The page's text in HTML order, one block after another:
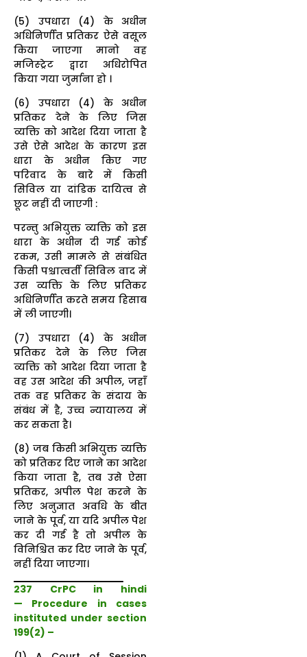
(5) उपधारा (4) के अधीन
अधिनिर्णीत प्रतिकर ऐसे वसूल
किया जाएगा मानो वह
मजिस्ट्रेट द्वारा अधिरोपित
किया गया जुर्माना हो ।
(6) उपधारा (4) के अधीन
प्रतिकर देने के लिए जिस
व्यक्ति को आदेश दिया जाता है
उसे ऐसे आदेश के कारण इस
धारा के अधीन किए गए
परिवाद के बारे में किसी
सिविल या दांडिक दायित्व से
छूट नहीं दी जाएगी :
परन्तु अभियुक्त व्यक्ति को इस
धारा के अधीन दी गई कोई
रकम, उसी मामले से संबंधित
किसी पश्चात्वर्ती सिविल वाद में
उस व्यक्ति के लिए प्रतिकर
अधिनिर्णीत करते समय हिसाब
में ली जाएगी।
(7) उपधारा (4) के अधीन
प्रतिकर देने के लिए जिस
व्यक्ति को आदेश दिया जाता है
वह उस आदेश की अपील, जहाँ
तक वह प्रतिकर के संदाय के
संबंध में है, उच्च न्यायालय में
कर सकता है।
(8) जब किसी अभियुक्त व्यक्ति
को प्रतिकर दिए जाने का आदेश
किया जाता है, तब उसे ऐसा
प्रतिकर, अपील पेश करने के
लिए अनुज्ञात अवधि के बीत
जाने के पूर्व, या यदि अपील पेश
कर दी गई है तो अपील के
विनिश्चित कर दिए जाने के पूर्व,
नहीं दिया जाएगा।
237 CrPC in hindi
— Procedure in cases
instituted under section
199(2) –